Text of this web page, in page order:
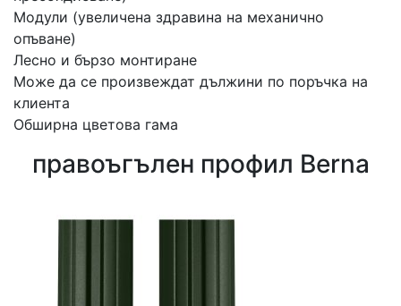
Модули (увеличена здравина на механично
опъване)
Лесно и бързо монтиране
Може да се произвеждат дължини по поръчка на
клиента
Обширна цветова гама
правоъгълен профил Berna